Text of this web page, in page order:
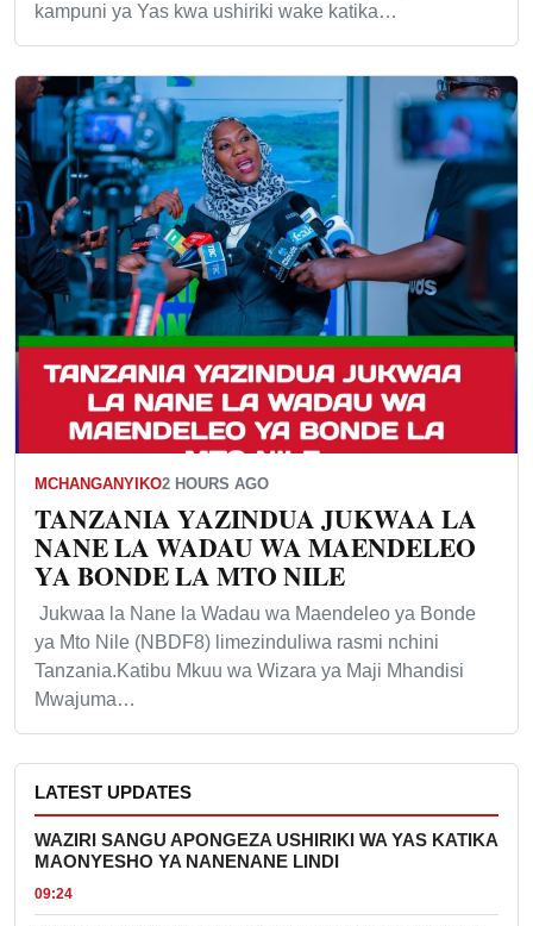
kampuni ya Yas kwa ushiriki wake katika…
MCHANGANYIKO2 HOURS AGO
TANZANIA YAZINDUA JUKWAA LA
NANE LA WADAU WA MAENDELEO
YA BONDE LA MTO NILE
Jukwaa la Nane la Wadau wa Maendeleo ya Bonde
ya Mto Nile (NBDF8) limezinduliwa rasmi nchini
Tanzania.Katibu Mkuu wa Wizara ya Maji Mhandisi
Mwajuma…
LATEST UPDATES
WAZIRI SANGU APONGEZA USHIRIKI WA YAS KATIKA
MAONYESHO YA NANENANE LINDI
09:24